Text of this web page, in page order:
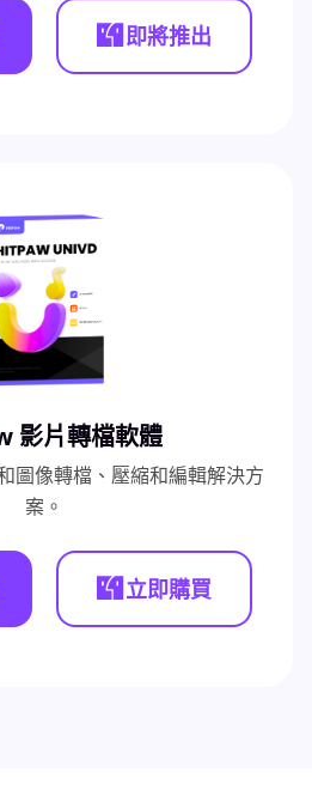
即將推出
影片轉檔軟體
圖像轉檔、壓縮和編輯解決方
案。
立即購買